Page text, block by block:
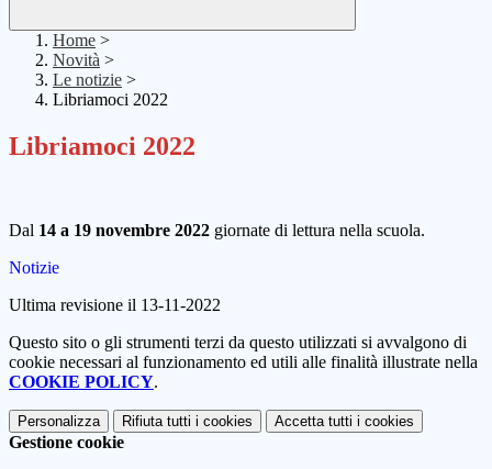
Home >
Novità >
Le notizie >
Libriamoci 2022
Libriamoci 2022
Dal 14 a 19 novembre 2022 giornate di lettura nella scuola.
Notizie
Ultima revisione il 13-11-2022
Questo sito o gli strumenti terzi da questo utilizzati si avvalgono di
cookie necessari al funzionamento ed utili alle finalità illustrate nella
COOKIE POLICY.
Personalizza Rifiuta tutti i cookies Accetta tutti i cookies
Gestione cookie